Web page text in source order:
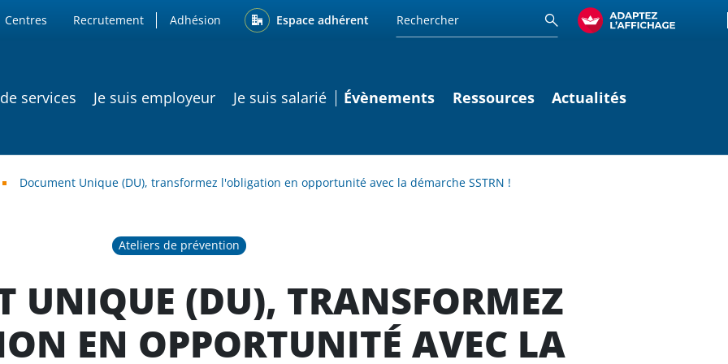
Centres Recrutement Adhésion Espace adhérent
services Je suis employeur Je suis salarié Évènements Ressources Actualités
Document Unique (DU), transformez l'obligation en opportunité avec la démarche SSTRN !
Ateliers de prévention
UNIQUE (DU), TRANSFORMEZ
EN OPPORTUNITÉ AVEC LA